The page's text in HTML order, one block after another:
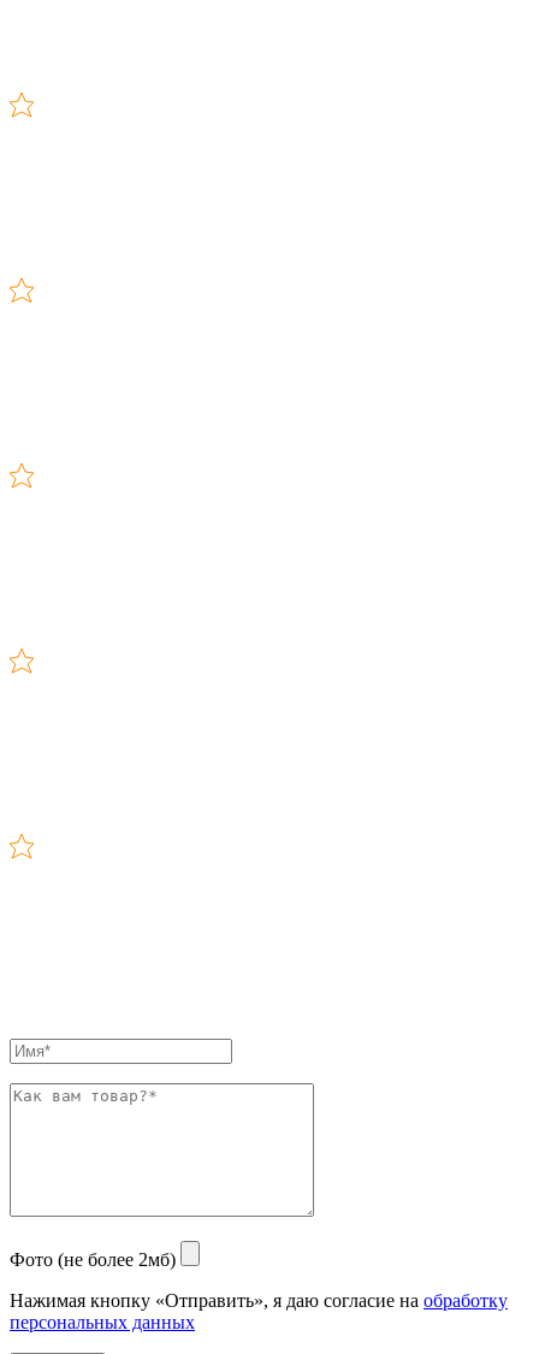
Фото (не более 2мб)
Нажимая кнопку «Отправить», я даю согласие на обработку
персональных данных